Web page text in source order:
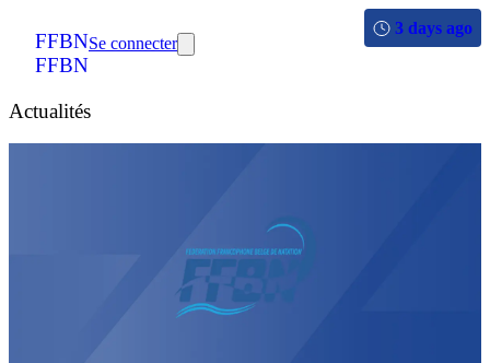
FFBN
FFBN
Se connecter
Actualités
3 days ago